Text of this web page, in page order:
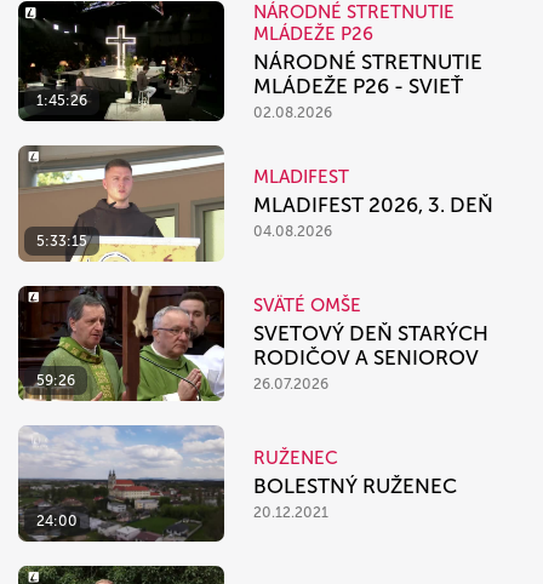
1:45:26
NÁRODNÉ STRETNUTIE
MLÁDEŽE P26
NÁRODNÉ STRETNUTIE
MLÁDEŽE P26 - SVIEŤ
02.08.2026
5:33:15
MLADIFEST
MLADIFEST 2026, 3. DEŇ
04.08.2026
59:26
SVÄTÉ OMŠE
SVETOVÝ DEŇ STARÝCH
RODIČOV A SENIOROV
26.07.2026
24:00
RUŽENEC
BOLESTNÝ RUŽENEC
20.12.2021